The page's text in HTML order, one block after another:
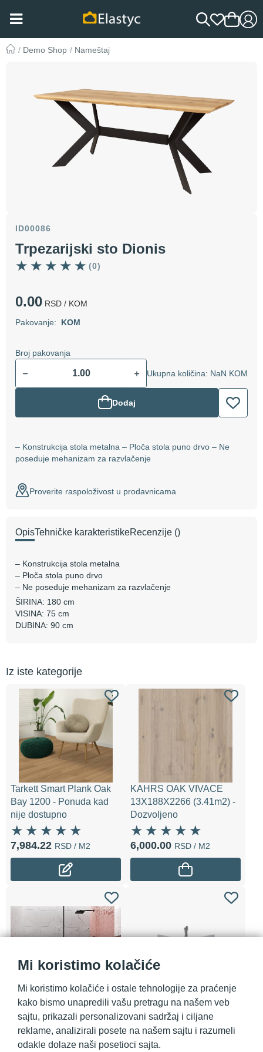
Mi koristimo kolačiće
Mi koristimo kolačiće i ostale tehnologije za praćenje
kako bismo unapredili vašu pretragu na našem veb
sajtu, prikazali personalizovani sadržaj i ciljane
reklame, analizirali posete na našem sajtu i razumeli
odakle dolaze naši posetioci sajta.
Demo Shop Nameštaj
ID00086
Trpezarijski sto Dionis
(0)
0.00 RSD / KOM
Pakovanje:
KOM
Broj pakovanja
Ukupna količina: NaN KOM
Dodaj
– Konstrukcija stola metalna – Ploča stola puno drvo – Ne
poseduje mehanizam za razvlačenje
Proverite raspoloživost u prodavnicama
OpisTehničke karakteristikeRecenzije ()
– Konstrukcija stola metalna
– Ploča stola puno drvo
– Ne poseduje mehanizam za razvlačenje
ŠIRINA: 180 cm
VISINA: 75 cm
DUBINA: 90 cm
Iz iste kategorije
Tarkett Smart Plank Oak
Bay 1200 - Ponuda kad
nije dostupno
7,984.22 RSD / M2
KAHRS OAK VIVACE
13X188X2266 (3.41m2) -
Dozvoljeno
6,000.00 RSD / M2
Zidne pločice Harlequine
Rose 7x28 - Dozvoljeno
4,650.00 RSD / M
Samostojeća kada Tina -
Dozvoljeno
98,160.00